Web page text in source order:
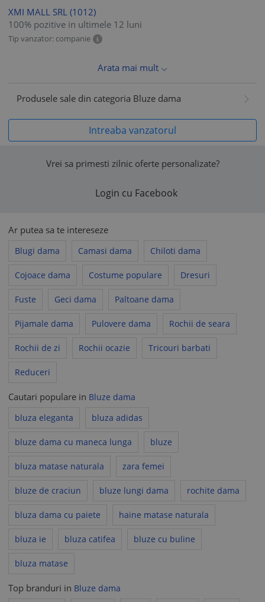
XMI MALL SRL (1012)
100% pozitive in ultimele 12 luni
Tip vanzator: companie
Arata mai mult
Produsele sale din categoria Bluze dama
Intreaba vanzatorul
Vrei sa primesti zilnic oferte personalizate?
Login cu Facebook
Ar putea sa te intereseze
Blugi dama Camasi dama Chiloti dama
Cojoace dama Costume populare Dresuri
Fuste Geci dama Paltoane dama
Pijamale dama Pulovere dama Rochii de seara
Rochii de zi Rochii ocazie Tricouri barbati
Reduceri
Cautari populare in Bluze dama
bluza eleganta
bluza adidas
bluze dama cu maneca lunga bluze
bluza matase naturala zara femei
bluze de craciun bluze lungi dama rochite dama
bluza dama cu paiete haine matase naturala
bluza ie bluza catifea bluze cu buline
bluza matase
Top branduri in Bluze dama